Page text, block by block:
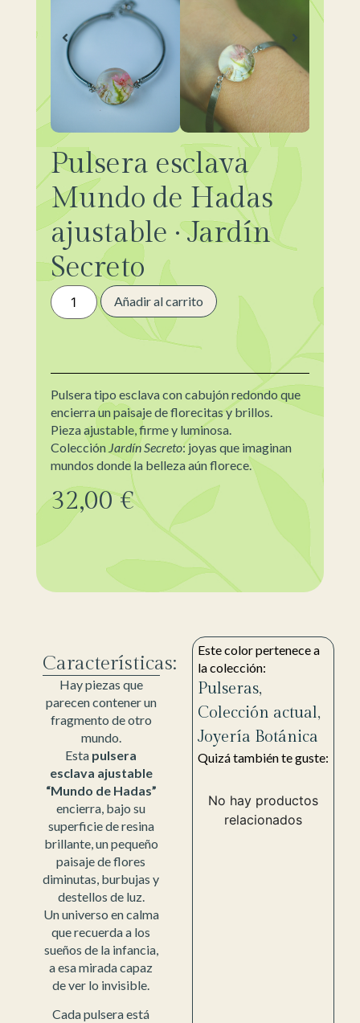
Pulsera esclava
Mundo de Hadas
ajustable · Jardín
Secreto
Añadir al carrito
Pulsera tipo esclava con cabujón redondo que
encierra un paisaje de florecitas y brillos.
Pieza ajustable, firme y luminosa.
Colección Jardín Secreto: joyas que imaginan
mundos donde la belleza aún florece.
32,00€
Características:
Hay piezas que
parecen contener un
fragmento de otro
mundo.
Esta pulsera
esclava ajustable
“Mundo de Hadas”
encierra, bajo su
superficie de resina
brillante, un pequeño
paisaje de flores
diminutas, burbujas y
destellos de luz.
Un universo en calma
que recuerda a los
sueños de la infancia,
a esa mirada capaz
de ver lo invisible.
Cada pulsera está
Este color pertenece a
la colección:
Pulseras,
Colección actual,
Joyería Botánica
Quizá también te guste:
No hay productos
relacionados